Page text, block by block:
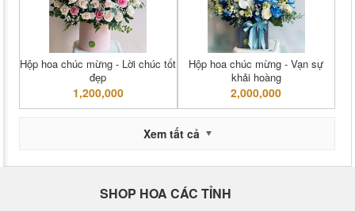
Hộp hoa chúc mừng - Lời chúc tốt
đẹp
1,200,000
Hộp hoa chúc mừng - Vạn sự
khải hoàng
2,000,000
Xem tất cả
SHOP HOA CÁC TỈNH